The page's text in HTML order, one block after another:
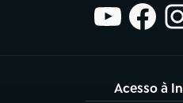
Acesso à